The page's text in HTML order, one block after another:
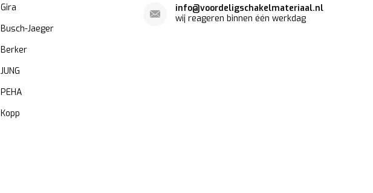
Gira
Busch-Jaeger
Berker
JUNG
PEHA
Kopp
info@voordeligschakelmateriaal.nl
wij reageren binnen één werkdag